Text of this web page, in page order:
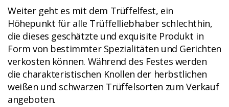
Weiter geht es mit dem Trüffelfest, ein
Höhepunkt für alle Trüffelliebhaber schlechthin,
die dieses geschätzte und exquisite Produkt in
Form von bestimmter Spezialitäten und Gerichten
verkosten können. Während des Festes werden
die charakteristischen Knollen der herbstlichen
weißen und schwarzen Trüffelsorten zum Verkauf
angeboten.